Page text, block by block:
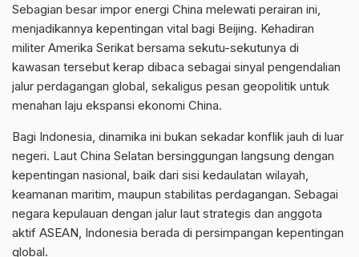
Sebagian besar impor energi China melewati perairan ini,
menjadikannya kepentingan vital bagi Beijing. Kehadiran
militer Amerika Serikat bersama sekutu-sekutunya di
kawasan tersebut kerap dibaca sebagai sinyal pengendalian
jalur perdagangan global, sekaligus pesan geopolitik untuk
menahan laju ekspansi ekonomi China.
Bagi Indonesia, dinamika ini bukan sekadar konflik jauh di luar
negeri. Laut China Selatan bersinggungan langsung dengan
kepentingan nasional, baik dari sisi kedaulatan wilayah,
keamanan maritim, maupun stabilitas perdagangan. Sebagai
negara kepulauan dengan jalur laut strategis dan anggota
aktif ASEAN, Indonesia berada di persimpangan kepentingan
global.